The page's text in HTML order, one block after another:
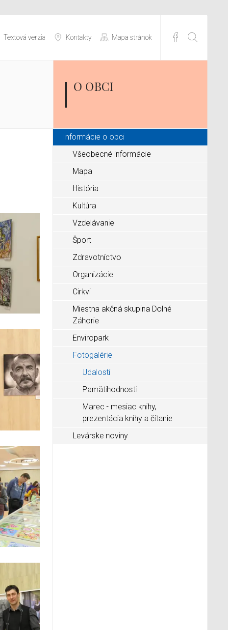
Textová verzia Kontakty Mapa stránok
O OBCI
Informácie o obci
Všeobecné informácie
Mapa
História
Kultúra
Vzdelávanie
Šport
Zdravotníctvo
Organizácie
Cirkvi
Miestna akčná skupina Dolné
Záhorie
Enviropark
Fotogalérie
Udalosti
Pamätihodnosti
Marec - mesiac knihy,
prezentácia knihy a čítanie
Levárske noviny